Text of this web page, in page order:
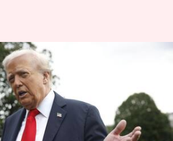
படுகொலை
தீவிர
அமைப்பை
அமைப்பாக
டொனால்ட்